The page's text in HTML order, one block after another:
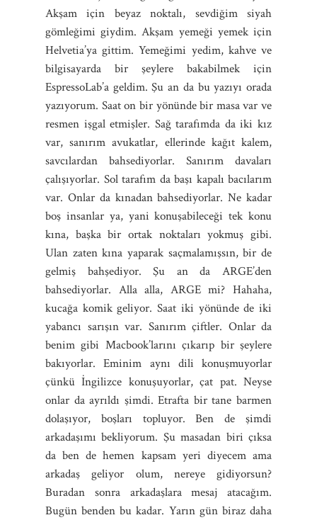
Akşam için beyaz noktalı, sevdiğim siyah
gömleğimi giydim. Akşam yemeği yemek için
Helvetia’ya gittim. Yemeğimi yedim, kahve ve
bilgisayarda bir şeylere bakabilmek için
EspressoLab’a geldim. Şu an da bu yazıyı orada
yazıyorum. Saat on bir yönünde bir masa var ve
resmen işgal etmişler. Sağ tarafımda da iki kız
var, sanırım avukatlar, ellerinde kağıt kalem,
savcılardan bahsediyorlar. Sanırım davaları
çalışıyorlar. Sol tarafım da başı kapalı bacılarım
var. Onlar da kınadan bahsediyorlar. Ne kadar
boş insanlar ya, yani konuşabileceği tek konu
kına, başka bir ortak noktaları yokmuş gibi.
Ulan zaten kına yaparak saçmalamışsın, bir de
gelmiş bahşediyor. Şu an da ARGE’den
bahsediyorlar. Alla alla, ARGE mi? Hahaha,
kucağa komik geliyor. Saat iki yönünde de iki
yabancı sarışın var. Sanırım çiftler. Onlar da
benim gibi Macbook’larını çıkarıp bir şeylere
bakıyorlar. Eminim aynı dili konuşmuyorlar
çünkü İngilizce konuşuyorlar, çat pat. Neyse
onlar da ayrıldı şimdi. Etrafta bir tane barmen
dolaşıyor, boşları topluyor. Ben de şimdi
arkadaşımı bekliyorum. Şu masadan biri çıksa
da ben de hemen kapsam yeri diyecem ama
arkadaş geliyor olum, nereye gidiyorsun?
Buradan sonra arkadaşlara mesaj atacağım.
Bugün benden bu kadar. Yarın gün biraz daha